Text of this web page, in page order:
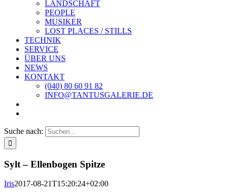
LANDSCHAFT
PEOPLE
MUSIKER
LOST PLACES / STILLS
TECHNIK
SERVICE
ÜBER UNS
NEWS
KONTAKT
(040) 80 60 91 82
INFO@TANTUSGALERIE.DE
Suche nach:
Sylt – Ellenbogen Spitze
Iris2017-08-21T15:20:24+02:00